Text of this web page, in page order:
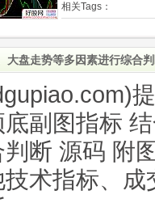
相关Tags：
大盘走势等多因素进行综合
副图指标
断 源码 附
术指标、